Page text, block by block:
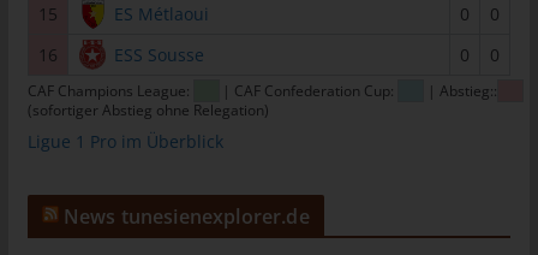
15
ES Métlaoui 0
0
16
ESS Sousse 0 0
CAF Champions League: | CAF Confederation Cup:
| Abstieg::
(sofortiger Abstieg ohne Relegation)
Ligue 1 Pro im Überblick
News tunesienexplorer.de
Cookies
Die Internetseiten verwenden Cookies. Cookies sind
Zahlreiche Internetseiten und Server verwenden Cookies. Viele